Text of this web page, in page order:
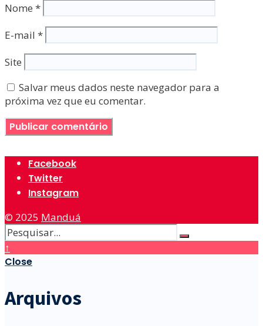
Nome *
E-mail *
Site
Salvar meus dados neste navegador para a
próxima vez que eu comentar.
Facebook
Twitter
Instagram
© 2025 Manduá
↑
Close
Arquivos